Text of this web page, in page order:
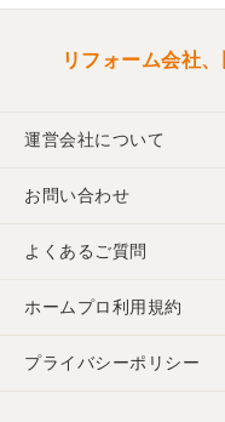
リフォーム会社
運営会社について
お問い合わせ
よくあるご質問
ホームプロ利用規約
プライバシーポリシー